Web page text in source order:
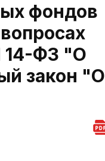
фондов
14-ФЗ "О
закон "О